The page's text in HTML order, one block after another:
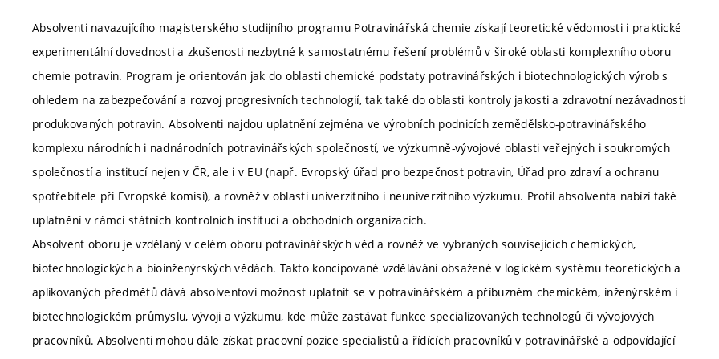
Absolventi navazujícího magisterského studijního programu Potravinářská chemie získají teoretické vědomosti i praktické
experimentální dovednosti a zkušenosti nezbytné k samostatnému řešení problémů v široké oblasti komplexního oboru
chemie potravin. Program je orientován jak do oblasti chemické podstaty potravinářských i biotechnologických výrob s
ohledem na zabezpečování a rozvoj progresivních technologií, tak také do oblasti kontroly jakosti a zdravotní nezávadnosti
produkovaných potravin. Absolventi najdou uplatnění zejména ve výrobních podnicích zemědělsko-potravinářského
komplexu národních i nadnárodních potravinářských společností, ve výzkumně-vývojové oblasti veřejných i soukromých
společností a institucí nejen v ČR, ale i v EU (např. Evropský úřad pro bezpečnost potravin, Úřad pro zdraví a ochranu
spotřebitele při Evropské komisi), a rovněž v oblasti univerzitního i neuniverzitního výzkumu. Profil absolventa nabízí také
uplatnění v rámci státních kontrolních institucí a obchodních organizacích.
Absolvent oboru je vzdělaný v celém oboru potravinářských věd a rovněž ve vybraných souvisejících chemických,
biotechnologických a bioinženýrských vědách. Takto koncipované vzdělávání obsažené v logickém systému teoretických a
aplikovaných předmětů dává absolventovi možnost uplatnit se v potravinářském a příbuzném chemickém, inženýrském i
biotechnologickém průmyslu, vývoji a výzkumu, kde může zastávat funkce specializovaných technologů či vývojových
pracovníků. Absolventi mohou dále získat pracovní pozice specialistů a řídících pracovníků v potravinářské a odpovídající